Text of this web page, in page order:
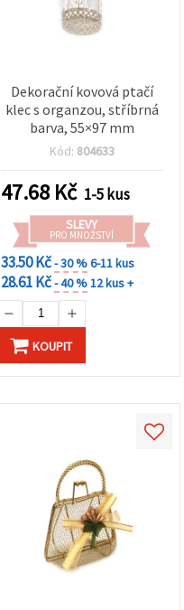
Dekorační kovová ptačí
klec s organzou, stříbrná
barva, 55×97 mm
Kód: 804633
47.68 Kč 1-5 kus
SLEVY
PRO MNOŽSTVÍ
33.50 Kč- 30 %6-11 kus
28.61 Kč- 40 %12 kus +
KOUPIT